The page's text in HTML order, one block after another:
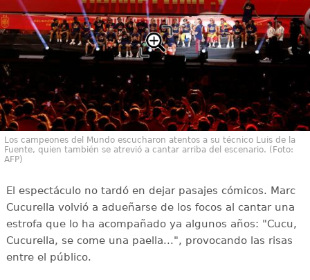
Los campeones del Mundo escucharon atentos a su técnico Luis de la
Fuente, quien también se atrevió a cantar arriba del escenario. (Foto:
AFP)
El espectáculo no tardó en dejar pasajes cómicos. Marc
Cucurella volvió a adueñarse de los focos al cantar una
estrofa que lo ha acompañado ya algunos años: "Cucu,
Cucurella, se come una paella...", provocando las risas
entre el público.